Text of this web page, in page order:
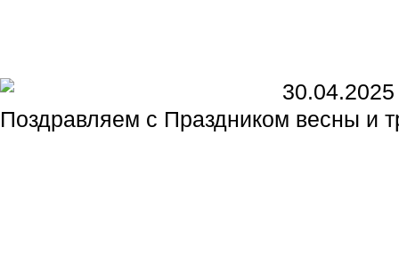
30.04.2025
Поздравляем с Праздником весны и